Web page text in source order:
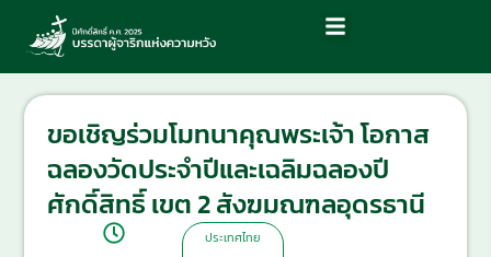
ขอเชิญร่วมโมทนาคุณพระเจ้า โอกาส
ฉลองวัดประจำปีและเฉลิมฉลองปี
ศักดิ์สิทธิ์ เขต 2 สังฆมณฑลอุดรธานี
ประเทศไทย